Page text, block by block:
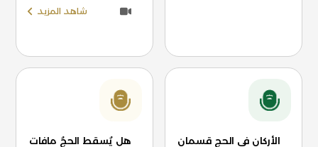
شاهد المزيد
الأركان في الحج قسمان هل يُسقط الحجُ مافات